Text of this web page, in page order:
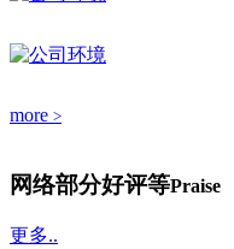
more >
网络部分好评等Praise
更多..